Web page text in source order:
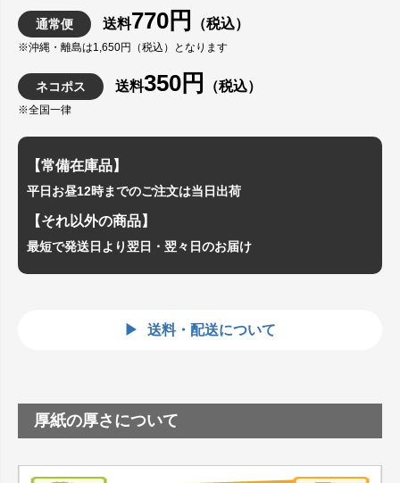
通常便 送料770円 （税込）
※沖縄・離島は1,650円（税込）となります
ネコポス 送料350円 （税込）
※全国一律
【常備在庫品】
平日お昼12時までのご注文は当日出荷
【それ以外の商品】
最短で発送日より翌日・翌々日のお届け
送料・配送について
厚紙の厚さについて